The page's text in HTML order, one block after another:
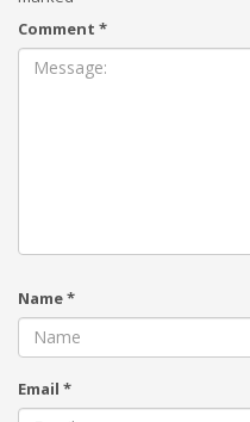
Comment *
Name*
Email *